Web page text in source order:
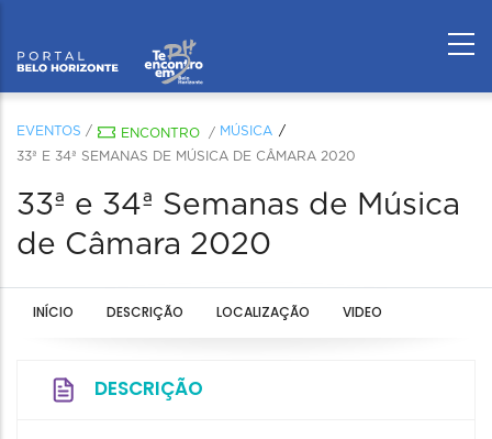
EVENTOS / ENCONTRO / MÚSICA
33ª E 34ª SEMANAS DE MÚSICA DE CÂMARA 2020
33ª e 34ª Semanas de Música
de Câmara 2020
INÍCIO DESCRIÇÃO LOCALIZAÇÃO VIDEO
DESCRIÇÃO